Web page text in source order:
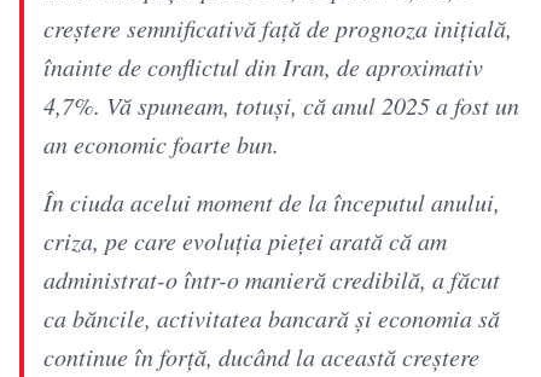
creştere semnificativă faţă de prognoza iniţială,
înainte de conflictul din Iran, de aproximativ
4,7%. Vă spuneam, totuşi, că anul 2025 a fost un
an economic foarte bun.
În ciuda acelui moment de la începutul anului,
criza, pe care evoluţia pieţei arată că am
administrat-o într-o manieră credibilă, a făcut
ca băncile, activitatea bancară şi economia să
continue în forţă, ducând la această creştere